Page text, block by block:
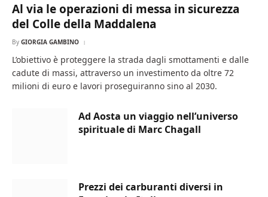
Al via le operazioni di messa in sicurezza
del Colle della Maddalena
By GIORGIA GAMBINO
L’obiettivo è proteggere la strada dagli smottamenti e dalle
cadute di massi, attraverso un investimento da oltre 72
milioni di euro e lavori proseguiranno sino al 2030.
Ad Aosta un viaggio nell’universo
spirituale di Marc Chagall
Prezzi dei carburanti diversi in